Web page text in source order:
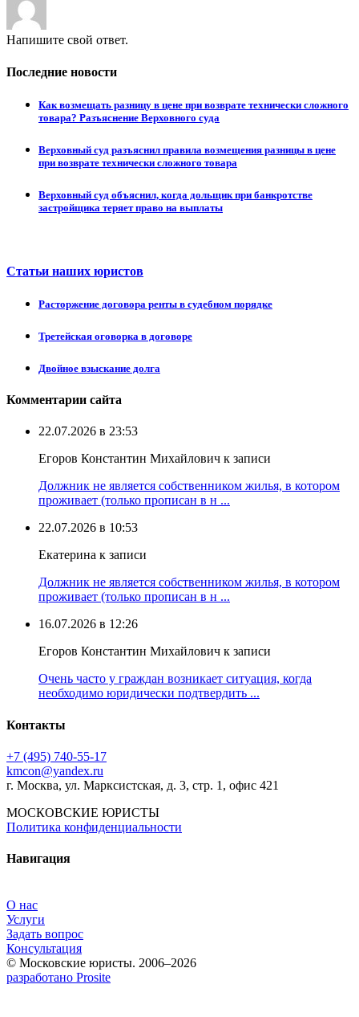
Напишите свой ответ.
Последние новости
Как возмещать разницу в цене при возврате технически сложного
товара? Разъяснение Верховного суда
Верховный суд разъяснил правила возмещения разницы в цене
при возврате технически сложного товара
Верховный суд объяснил, когда дольщик при банкротстве
застройщика теряет право на выплаты
Статьи наших юристов
Расторжение договора ренты в судебном порядке
Третейская оговорка в договоре
Двойное взыскание долга
Комментарии сайта
22.07.2026 в 23:53
Егоров Константин Михайлович к записи
Должник не является собственником жилья, в котором
проживает (только прописан в н ...
22.07.2026 в 10:53
Екатерина к записи
Должник не является собственником жилья, в котором
проживает (только прописан в н ...
16.07.2026 в 12:26
Егоров Константин Михайлович к записи
Очень часто у граждан возникает ситуация, когда
необходимо юридически подтвердить ...
Контакты
+7 (495) 740‑55‑17
kmcon@yandex.ru
г. Москва, ул. Марксистская, д. 3, стр. 1, офис 421
МОСКОВСКИЕ ЮРИСТЫ
Политика конфиденциальности
Навигация
О нас
Услуги
Задать вопрос
Консультация
© Московские юристы. 2006–2026
разработано Prosite